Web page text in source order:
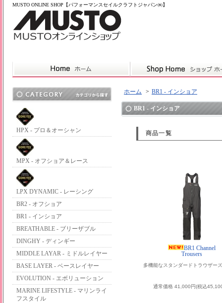
MUSTO ONLINE SHOP【パフォーマンスセイルクラフトジャパン㈱】
HPX - プロ＆オーシャン
MPX - オフショア＆レース
LPX DYNAMIC - レーシング
BR2 - オフショア
BR1 - インショア
BREATHABLE - ブリーザブル
DINGHY - ディンギー
MIDDLE LAYAR - ミドルレイヤー
BASE LAYER - ベースレイヤー
EVOLUTION - エボリューション
MARINE LIFESTYLE - マリンライ
フスタイル
ホーム > BR1 - インショア
BR1 - インショア
商品一覧
BR1 Channel
Trousers
多機能なスタンダードトラウザーズ
通常価格 41,000円(税込